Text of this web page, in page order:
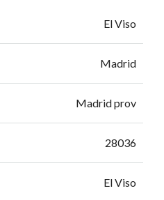
El Viso
Madrid
Madrid prov
28036
El Viso